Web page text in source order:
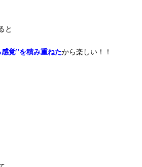
と
感覚”を積み重ねたから楽しい！！